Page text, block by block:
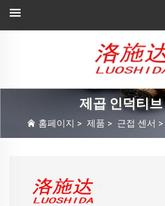
제곱 인덕티
홈페이지 > 제품 > 근접 센서 >